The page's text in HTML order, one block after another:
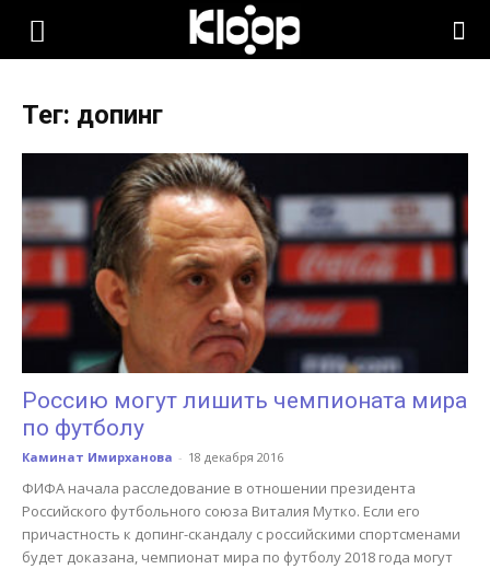
KLOOP.KG
Новости
Кыргызстана
Тег: допинг
Россию могут лишить чемпионата мира
по футболу
Каминат Имирханова - 18 декабря 2016
ФИФА начала расследование в отношении президента
Российского футбольного союза Виталия Мутко. Если его
причастность к допинг-скандалу с российскими спортсменами
будет доказана, чемпионат мира по футболу 2018 года могут